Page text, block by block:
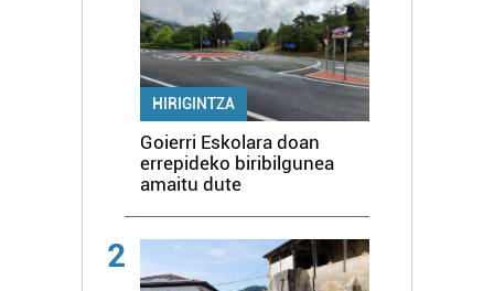
HIRIGINTZA
Goierri Eskolara doan
errepideko biribilgunea
amaitu dute
2